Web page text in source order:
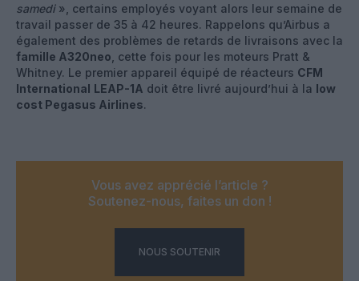
samedi», certains employés voyant alors leur semaine de
travail passer de 35 à 42 heures. Rappelons qu’Airbus a
également des problèmes de retards de livraisons avec la
famille A320neo , cette fois pour les moteurs Pratt &
Whitney. Le premier appareil équipé de réacteurs CFM
International LEAP-1A doit être livré aujourd’hui à la low
cost Pegasus Airlines.
Vous avez apprécié l’article ?
Soutenez-nous, faites un don !
NOUS SOUTENIR